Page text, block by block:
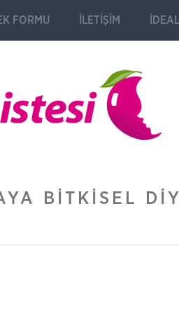
FORMU İLETIŞIM
BITKISEL